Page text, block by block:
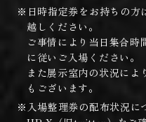
※日時指定券をお持ちの方
越しください。
ご事情により当日集合時
に従いご入場ください。
また展示室内の状況によ
もございます。
※入場整理券の配布状況に